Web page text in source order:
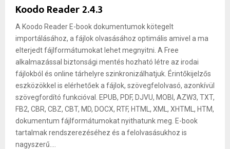
Koodo Reader 2.4.3
A Koodo Reader E-book dokumentumok kötegelt
importálásához, a fájlok olvasásához optimális amivel a ma
elterjedt fájlformátumokat lehet megnyitni. A Free
alkalmazással biztonsági mentés hozható létre az irodai
fájlokból és online tárhelyre szinkronizálhatjuk. Érintőkijelzős
eszközökkel is elérhetőek a fájlok, szövegfelolvasó, azonkívül
szövegfordító funkcióval. EPUB, PDF, DJVU, MOBI, AZW3, TXT,
FB2, CBR, CBZ, CBT, MD, DOCX, RTF, HTML, XML, XHTML, HTM,
dokumentum fájlformátumokat nyithatunk meg. E-book
tartalmak rendszerezéséhez és a felolvasásukhoz is
nagyszerű....